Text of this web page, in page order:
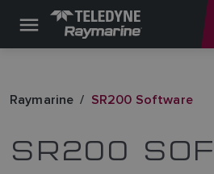
Raymarine SR200 Software
SR200